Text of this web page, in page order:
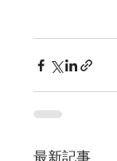
最新記事